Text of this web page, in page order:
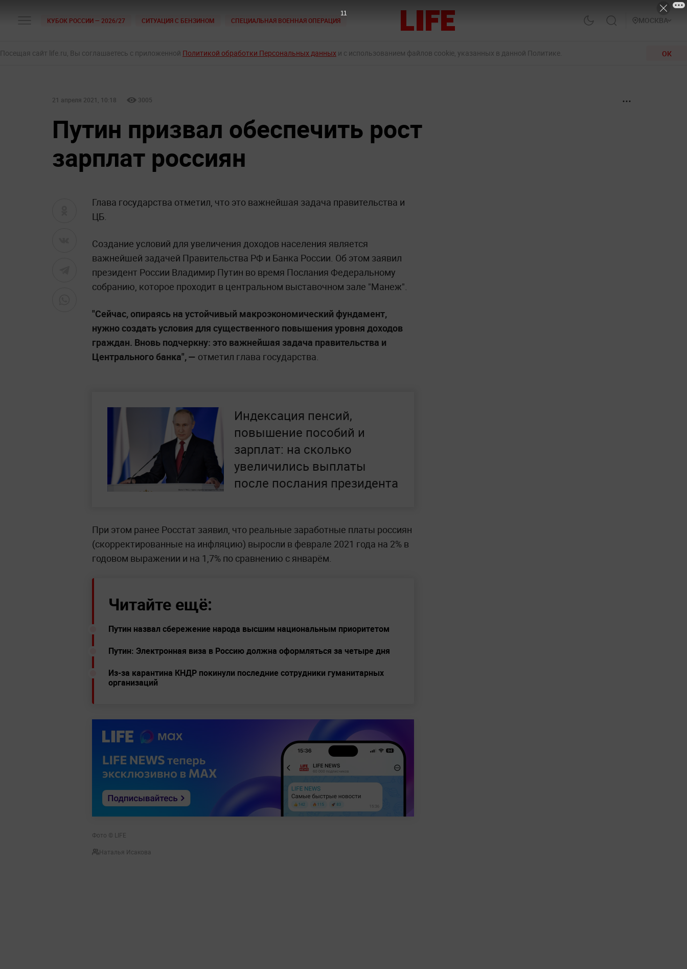
КУБОК РОССИИ — 2026/27 СИТУАЦИЯ С БЕНЗИНОМ СПЕЦИАЛЬНАЯ ВОЕННАЯ ОПЕРАЦИЯ МОСКВА
Посещая сайт life.ru, Вы соглашаетесь с приложенной Политикой обработки Персональных данных и с использованием файлов cookie, указанных в данной Политике. ОК
21 апреля 2021, 10:18 3005
Путин призвал обеспечить рост
зарплат россиян
Глава государства отметил, что это важнейшая задача правительства и
ЦБ.
Создание условий для увеличения доходов населения является
важнейшей задачей Правительства РФ и Банка России. Об этом заявил
президент России Владимир Путин во время Послания Федеральному
собранию, которое проходит в центральном выставочном зале "Манеж".
"Сейчас, опираясь на устойчивый макроэкономический фундамент,
нужно создать условия для существенного повышения уровня доходов
граждан. Вновь подчеркну: это важнейшая задача правительства и
Центрального банка", — отметил глава государства.
Индексация пенсий,
повышение пособий и
зарплат: на сколько
увеличились выплаты
после послания президента
При этом ранее Росстат заявил, что реальные заработные платы россиян
(скорректированные на инфляцию) выросли в феврале 2021 года на 2% в
годовом выражении и на 1,7% по сравнению с январём.
Читайте ещё:
Путин назвал сбережение народа высшим национальным приоритетом
Путин: Электронная виза в Россию должна оформляться за четыре дня
Из-за карантина КНДР покинули последние сотрудники гуманитарных
организаций
Фото © LIFE
Наталья Исакова
9